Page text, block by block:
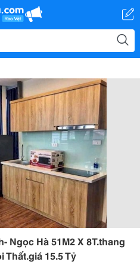
Ngọc Hà 51M2 X 8T.thang
Thất.giá 15.5 Tỷ